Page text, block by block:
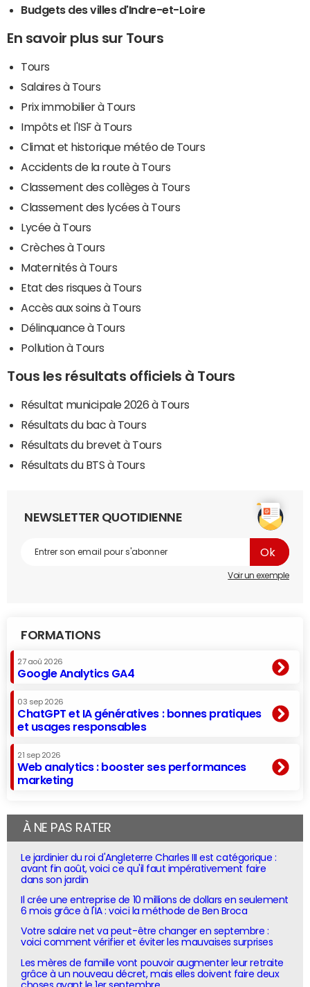
Budgets des villes d'Indre-et-Loire
En savoir plus sur Tours
Tours
Salaires à Tours
Prix immobilier à Tours
Impôts et l'ISF à Tours
Climat et historique météo de Tours
Accidents de la route à Tours
Classement des collèges à Tours
Classement des lycées à Tours
Lycée à Tours
Crèches à Tours
Maternités à Tours
Etat des risques à Tours
Accès aux soins à Tours
Délinquance à Tours
Pollution à Tours
Tous les résultats officiels à Tours
Résultat municipale 2026 à Tours
Résultats du bac à Tours
Résultats du brevet à Tours
Résultats du BTS à Tours
NEWSLETTER QUOTIDIENNE
Voir un exemple
FORMATIONS
27 aoû 2026
Google Analytics GA4
03 sep 2026
ChatGPT et IA génératives : bonnes pratiques
et usages responsables
21 sep 2026
Web analytics : booster ses performances
marketing
À NE PAS RATER
Le jardinier du roi d'Angleterre Charles III est catégorique :
avant fin août, voici ce qu'il faut impérativement faire
dans son jardin
Il crée une entreprise de 10 millions de dollars en seulement
6 mois grâce à l'IA : voici la méthode de Ben Broca
Votre salaire net va peut-être changer en septembre :
voici comment vérifier et éviter les mauvaises surprises
Les mères de famille vont pouvoir augmenter leur retraite
grâce à un nouveau décret, mais elles doivent faire deux
choses avant le 1er septembre